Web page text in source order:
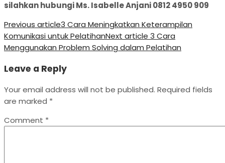
silahkan hubungi Ms. Isabelle Anjani 0812 4950 909
Previous article3 Cara Meningkatkan Keterampilan
Komunikasi untuk PelatihanNext article 3 Cara
Menggunakan Problem Solving dalam Pelatihan
Leave a Reply
Your email address will not be published. Required fields
are marked *
Comment *